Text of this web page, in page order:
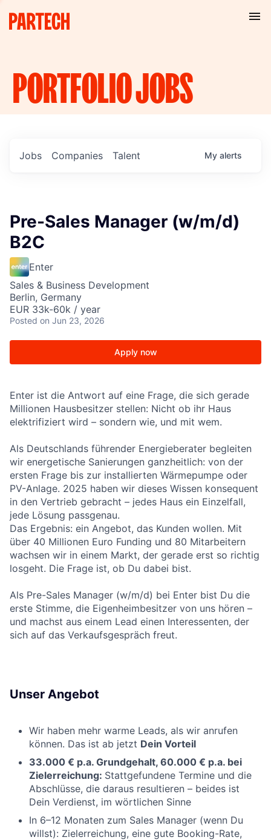
PORTFOLIOJOBS
Jobs Companies Talent My alerts
Pre-Sales Manager (w/m/d)
B2C
Enter
Sales & Business Development
Berlin, Germany
EUR 33k-60k / year
Posted on Jun 23, 2026
Apply now
Enter ist die Antwort auf eine Frage, die sich gerade
Millionen Hausbesitzer stellen: Nicht ob ihr Haus
elektrifiziert wird – sondern wie, und mit wem.
Als Deutschlands führender Energieberater begleiten
wir energetische Sanierungen ganzheitlich: von der
ersten Frage bis zur installierten Wärmepumpe oder
PV-Anlage. 2025 haben wir dieses Wissen konsequent
in den Vertrieb gebracht – jedes Haus ein Einzelfall,
jede Lösung passgenau.
Das Ergebnis: ein Angebot, das Kunden wollen. Mit
über 40 Millionen Euro Funding und 80 Mitarbeitern
wachsen wir in einem Markt, der gerade erst so richtig
losgeht. Die Frage ist, ob Du dabei bist.
Als Pre-Sales Manager (w/m/d) bei Enter bist Du die
erste Stimme, die Eigenheimbesitzer von uns hören –
und machst aus einem Lead einen Interessenten, der
sich auf das Verkaufsgespräch freut.
Unser Angebot
Wir haben mehr warme Leads, als wir anrufen
können. Das ist ab jetzt Dein Vorteil
33.000 € p.a. Grundgehalt, 60.000 € p.a. bei
Zielerreichung: Stattgefundene Termine und die
Abschlüsse, die daraus resultieren – beides ist
Dein Verdienst, im wörtlichen Sinne
In 6–12 Monaten zum Sales Manager (wenn Du
willst): Zielerreichung, eine gute Booking-Rate,